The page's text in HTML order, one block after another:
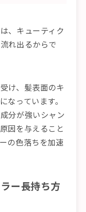
、キューティク
れ出るからで
け、髪表面のキ
なっています。
分が強いシャン
因を与えること
の色落ちを加速
ー長持ち方